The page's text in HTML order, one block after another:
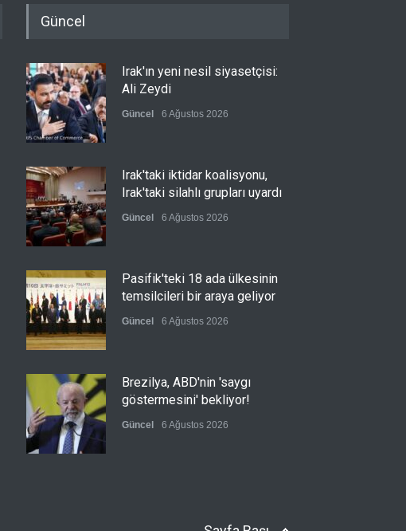
Güncel
Irak'ın yeni nesil siyasetçisi:
Ali Zeydi
Güncel 6 Ağustos 2026
Irak'taki iktidar koalisyonu,
Irak'taki silahlı grupları uyardı
Güncel 6 Ağustos 2026
Pasifik'teki 18 ada ülkesinin
temsilcileri bir araya geliyor
Güncel 6 Ağustos 2026
Brezilya, ABD'nin 'saygı
göstermesini' bekliyor!
Güncel 6 Ağustos 2026
6 Ağustos 2026